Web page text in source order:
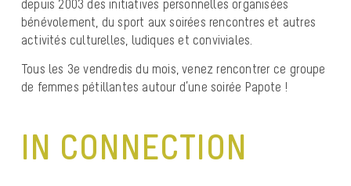
depuis 2003 des initiatives personnelles organisées
bénévolement, du sport aux soirées rencontres et autres
activités culturelles, ludiques et conviviales.
Tous les 3e vendredis du mois, venez rencontrer ce groupe
de femmes pétillantes autour d’une soirée Papote !
IN CONNECTION